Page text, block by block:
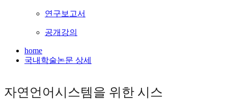
연구보고서
공개강의
home
국내학술논문 상세
자연언어시스템을 위한 시스